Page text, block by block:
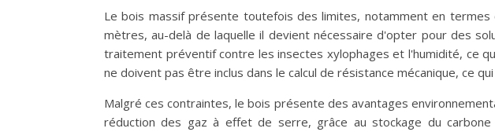
Le bois massif présente toutefois des limites, notamment en
mètres, au-delà de laquelle il devient nécessaire d'opter pour des
traitement préventif contre les insectes xylophages et l'humidité, ce
ne doivent pas être inclus dans le calcul de résistance mécanique, ce
Malgré ces contraintes, le bois présente des avantages
réduction des gaz à effet de serre, grâce au stockage du